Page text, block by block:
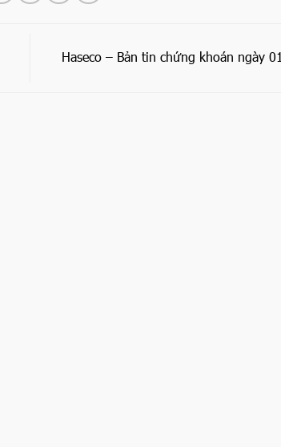
Haseco – Bản tin chứng khoán ngày